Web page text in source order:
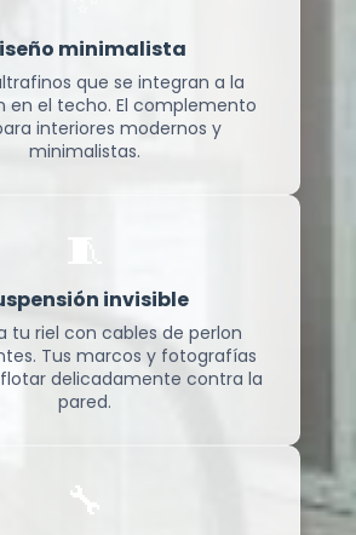
minimalista
que se integran a la
en el techo. El complemento
interiores modernos y
minimalistas.
invisible
tu riel con cables de perlon
Tus marcos y fotografías
delicadamente contra la
pared.